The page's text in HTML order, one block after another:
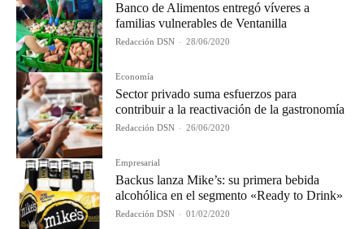
Banco de Alimentos entregó víveres a
familias vulnerables de Ventanilla
Redacción DSN - 28/06/2020
Economía
Sector privado suma esfuerzos para
contribuir a la reactivación de la gastronomía
Redacción DSN - 26/06/2020
Empresarial
Backus lanza Mike’s: su primera bebida
alcohólica en el segmento «Ready to Drink»
Redacción DSN - 01/02/2020